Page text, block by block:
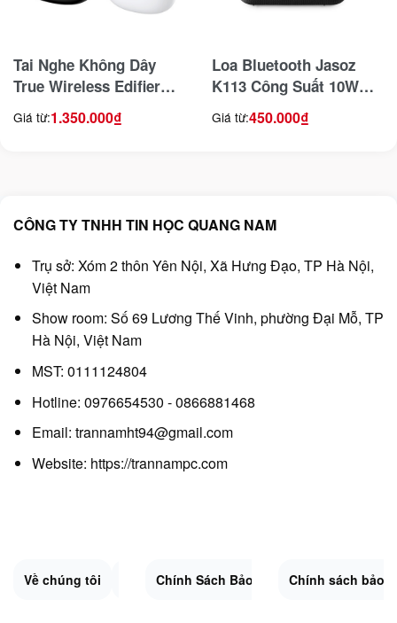
Tai Nghe Không Dây
True Wireless Edifier
W220T
Giá từ:1.350.000₫
Loa Bluetooth Jasoz
K113 Công Suất 10W
Thiết Kế Chống Nước,
Pin 1200mAh, Bluetooth
Giá từ:450.000₫
CÔNG TY TNHH TIN HỌC QUANG NAM
Trụ sở: Xóm 2 thôn Yên Nội, Xã Hưng Đạo, TP Hà Nội,
Việt Nam
Show room: Số 69 Lương Thế Vinh, phường Đại Mỗ, TP
Hà Nội, Việt Nam
MST: 0111124804
Hotline: 0976654530 - 0866881468
Email: trannamht94@gmail.com
Website: https://trannampc.com
Về chúng tôi Liên Hệ Quy Định Chung Sitemap.XML
Chính Sách Bảo Mật Đổi trả và hoàn
Chính sách bảo